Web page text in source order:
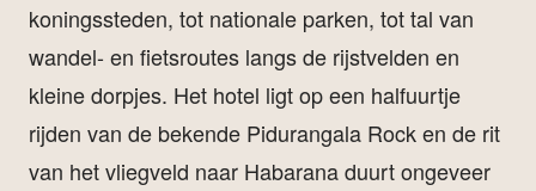
koningssteden, tot nationale parken, tot tal van
wandel- en fietsroutes langs de rijstvelden en
kleine dorpjes. Het hotel ligt op een halfuurtje
rijden van de bekende Pidurangala Rock en de rit
van het vliegveld naar Habarana duurt ongeveer